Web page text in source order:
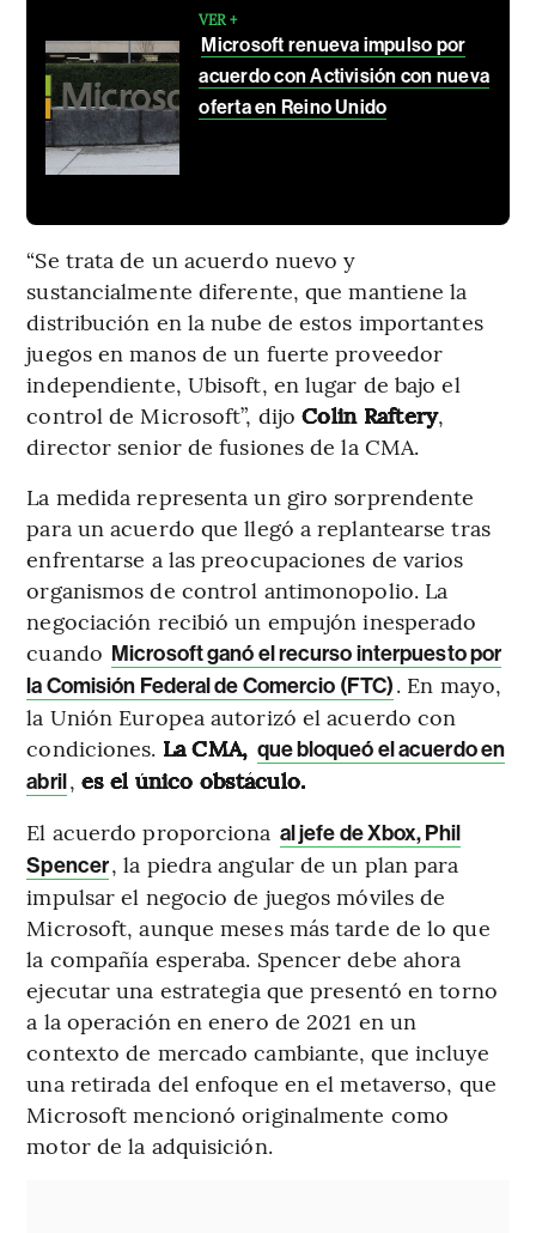
VER +
Microsoft renueva impulso por
acuerdo con Activisión con nueva
oferta en Reino Unido
“Se trata de un acuerdo nuevo y
sustancialmente diferente, que mantiene la
distribución en la nube de estos importantes
juegos en manos de un fuerte proveedor
independiente, Ubisoft, en lugar de bajo el
control de Microsoft”, dijoColin Raftery,
director senior de fusiones de la CMA.
La medida representa un giro sorprendente
para un acuerdo que llegó a replantearse tras
enfrentarse a las preocupaciones de varios
organismos de control antimonopolio. La
negociación recibió un empujón inesperado
cuando Microsoft ganó el recurso interpuesto por
la Comisión Federal de Comercio (FTC). En mayo,
la Unión Europea autorizó el acuerdo con
condiciones. La CMA, que bloqueó el acuerdo en
abril,es el único obstáculo.
El acuerdo proporciona al jefe de Xbox, Phil
Spencer, la piedra angular de un plan para
impulsar el negocio de juegos móviles de
Microsoft, aunque meses más tarde de lo que
la compañía esperaba. Spencer debe ahora
ejecutar una estrategia que presentó en torno
a la operación en enero de 2021 en un
contexto de mercado cambiante, que incluye
una retirada del enfoque en el metaverso, que
Microsoft mencionó originalmente como
motor de la adquisición.